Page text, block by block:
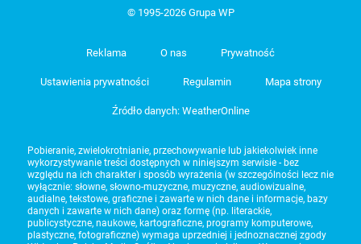
© 1995-2026 Grupa WP
Reklama O nas Prywatność
Ustawienia prywatności Regulamin Mapa strony
Źródło danych: WeatherOnline
Pobieranie, zwielokrotnianie, przechowywanie lub jakiekolwiek inne
wykorzystywanie treści dostępnych w niniejszym serwisie - bez
względu na ich charakter i sposób wyrażenia (w szczególności lecz nie
wyłącznie: słowne, słowno-muzyczne, muzyczne, audiowizualne,
audialne, tekstowe, graficzne i zawarte w nich dane i informacje, bazy
danych i zawarte w nich dane) oraz formę (np. literackie,
publicystyczne, naukowe, kartograficzne, programy komputerowe,
plastyczne, fotograficzne) wymaga uprzedniej i jednoznacznej zgody